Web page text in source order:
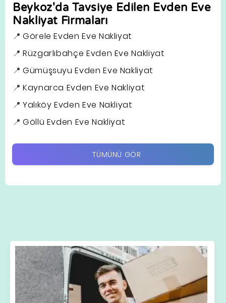
Beykoz'da Tavsiye Edilen Evden Eve
Nakliyat Firmaları
Görele Evden Eve Nakliyat
Rüzgarlıbahçe Evden Eve Nakliyat
Gümüşsuyu Evden Eve Nakliyat
Kaynarca Evden Eve Nakliyat
Yalıköy Evden Eve Nakliyat
Göllü Evden Eve Nakliyat
TÜMÜNÜ GÖR